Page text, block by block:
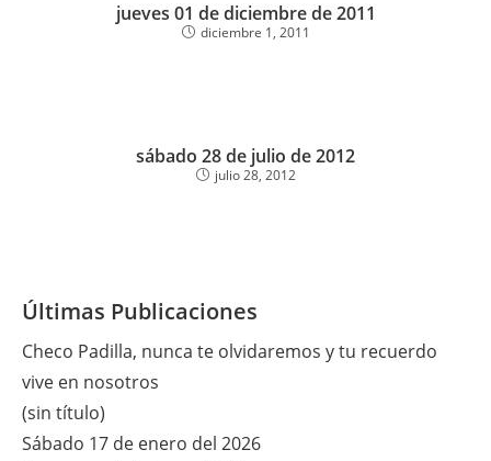
jueves 01 de diciembre de 2011
diciembre 1, 2011
sábado 28 de julio de 2012
julio 28, 2012
Últimas Publicaciones
Checo Padilla, nunca te olvidaremos y tu recuerdo
vive en nosotros
(sin título)
Sábado 17 de enero del 2026